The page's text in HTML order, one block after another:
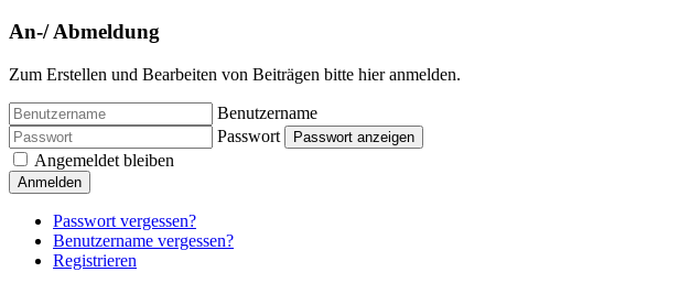
An-/ Abmeldung
Zum Erstellen und Bearbeiten von Beiträgen bitte hier anmelden.
Benutzername
Passwort
Passwort anzeigen
Angemeldet bleiben
Anmelden
Passwort vergessen?
Benutzername vergessen?
Registrieren